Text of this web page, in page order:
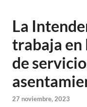
La
trabaja en
de
27 noviembre, 2023